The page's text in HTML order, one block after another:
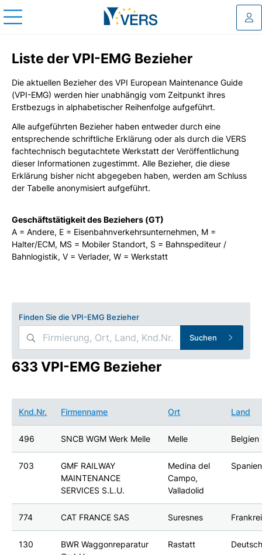
Liste der VPI-EMG Bezieher
Die aktuellen Bezieher des VPI European Maintenance Guide
(VPI-EMG) werden hier unabhängig vom Zeitpunkt ihres
Erstbezugs in alphabetischer Reihenfolge aufgeführt.
Alle aufgeführten Bezieher haben entweder durch eine
entsprechende schriftliche Erklärung oder als durch die VERS
fachtechnisch begutachtete Werkstatt der Veröffentlichung
dieser Informationen zugestimmt. Alle Bezieher, die diese
Erklärung bisher nicht abgegeben haben, werden am Schluss
der Tabelle anonymisiert aufgeführt.
Geschäftstätigkeit des Beziehers (GT)
A = Andere, E = Eisenbahnverkehrsunternehmen, M =
Halter/ECM, MS = Mobiler Standort, S = Bahnspediteur /
Bahnlogistik, V = Verlader, W = Werkstatt
Finden Sie die VPI-EMG Bezieher
Suchen
633 VPI-EMG Bezieher
Knd.Nr. Firmenname Ort Land
496 SNCB WGM Werk Melle Melle Belgien
703
GMF RAILWAY
MAINTENANCE
SERVICES S.L.U.
Medina del
Campo,
Valladolid
Spanien
774 CAT FRANCE SAS Suresnes
130
BWR Waggonreparatur
Rastatt